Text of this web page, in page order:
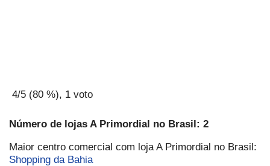
4/5 (80 %), 1 voto
Número de lojas A Primordial no Brasil: 2
Maior centro comercial com loja A Primordial no Brasil:
Shopping da Bahia